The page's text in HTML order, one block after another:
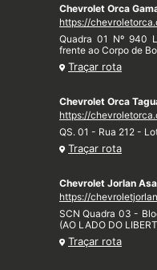
Chevrolet Orca
https://
Quadra 01 Nº 940
frente ao Corpo de
Traçar rota
Chevrolet Orca
https://
QS. 01 - Rua 212 -
Traçar rota
Chevrolet Jorlan
https://
SCN Quadra 03 -
(AO LADO DO
Traçar rota